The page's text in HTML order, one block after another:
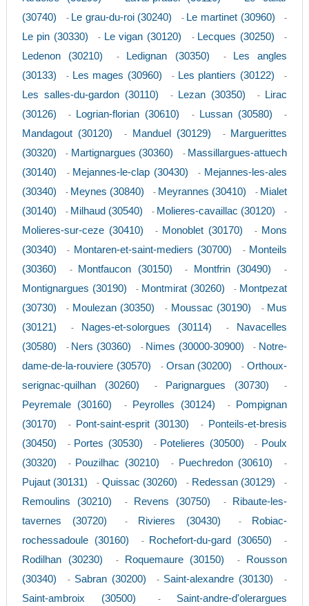
(30740)
- Le grau-du-roi (30240) - Le martinet (30960) -
Le pin (30330) - Le vigan (30120) - Lecques (30250) -
Ledenon (30210) - Ledignan (30350) -
Les angles
(30133)
- Les mages (30960) - Les plantiers (30122) -
Les salles-du-gardon (30110) - Lezan (30350) -
Lirac
(30126)
- Logrian-florian (30610) - Lussan (30580) -
Mandagout (30120) - Manduel (30129) -
Marguerittes
(30320)
- Martignargues (30360) - Massillargues-attuech
(30140)
- Mejannes-le-clap (30430) - Mejannes-les-ales
(30340)
- Meynes (30840) - Meyrannes (30410) - Mialet
(30140)
- Milhaud (30540) - Molieres-cavaillac (30120) -
Molieres-sur-ceze (30410) - Monoblet (30170) - Mons
(30340)
- Montaren-et-saint-mediers (30700) - Monteils
(30360)
- Montfaucon (30150) - Montfrin (30490) -
Montignargues (30190) - Montmirat (30260) - Montpezat
(30730)
- Moulezan (30350) - Moussac (30190) - Mus
(30121)
- Nages-et-solorgues (30114) -
Navacelles
(30580)
- Ners (30360) - Nimes (30000-30900) - Notre-
dame-de-la-rouviere (30570)
- Orsan (30200) -Orthoux-
serignac-quilhan (30260)
- Parignargues (30730) -
Peyremale (30160) - Peyrolles (30124) -
Pompignan
(30170)
- Pont-saint-esprit (30130) -
Ponteils-et-bresis
(30450)
- Portes (30530) - Potelieres (30500) - Poulx
(30320)
- Pouzilhac (30210) - Puechredon (30610) -
Pujaut (30131) - Quissac (30260) - Redessan (30129) -
Remoulins (30210) - Revens (30750) -
Ribaute-les-
tavernes (30720)
- Rivieres (30430) -
Robiac-
rochessadoule (30160)
- Rochefort-du-gard (30650) -
Rodilhan (30230) - Roquemaure (30150) -
Rousson
(30340)
- Sabran (30200) - Saint-alexandre (30130) -
Saint-ambroix (30500) - Saint-andre-d'olerargues